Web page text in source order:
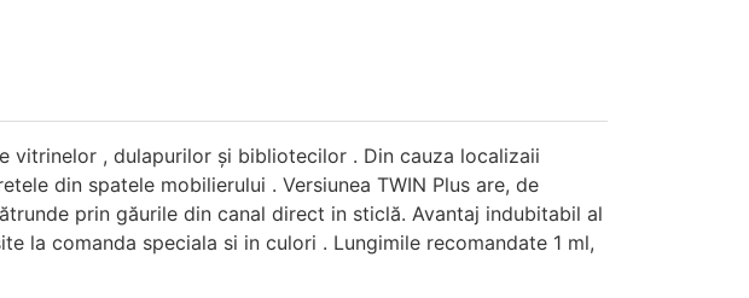
vitrinelor , dulapurilor și bibliotecilor . Din cauza localizaii
din spatele mobilierului . Versiunea TWIN Plus are, de
prin găurile din canal direct in sticlă. Avantaj indubitabil al
la comanda speciala si in culori . Lungimile recomandate 1 ml,